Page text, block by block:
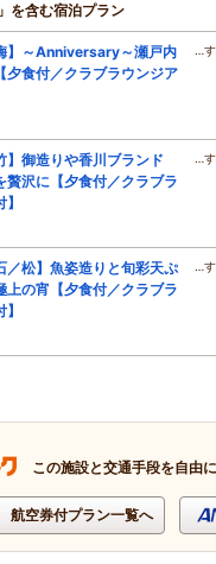
を含む宿泊プラン
】～Anniversary～瀬戸内
夕食付／クラブラウンジア
…
】御造りや香川ブランド
贅沢に【夕食付／クラブラ
…
／松】魚姿造りと旬彩天ぷ
上の宵【夕食付／クラブラ
…
この施設と交通手段を自由
航空券付プラン一覧へ